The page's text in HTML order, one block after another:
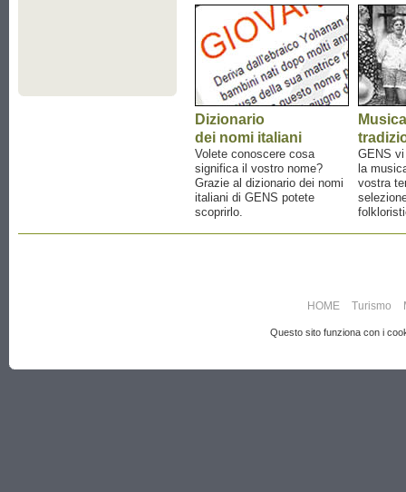
Dizionario
dei nomi italiani
Volete conoscere cosa
significa il vostro nome?
Grazie al dizionario dei nomi
italiani di GENS potete
scoprirlo.
Musica
GENS
la
vostra
HOME Turismo
Questo sito funziona con i